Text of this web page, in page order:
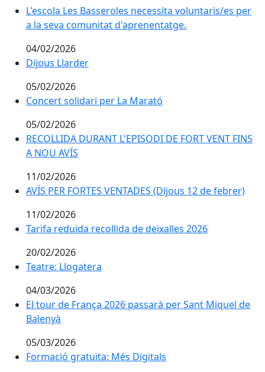
L'escola Les Basseroles necessita voluntaris/es per
L'escola Les Basseroles necessita voluntaris/es per
a la seva comunitat d'aprenentatge.
04/02/2026
Dijous Llarder
Dijous Llarder
05/02/2026
Concert solidari per La Marató
Concert solidari per La Marató
05/02/2026
RECOLLIDA DURANT L'EPISODI DE FORT VENT FINS A
RECOLLIDA DURANT L'EPISODI DE FORT VENT FINS
A NOU AVÍS
11/02/2026
AVÍS PER FORTES VENTADES (Dijous 12 de febrer)
AVÍS PER FORTES VENTADES (Dijous 12 de febrer)
11/02/2026
Tarifa reduïda recollida de deixalles 2026
Tarifa reduïda recollida de deixalles 2026
20/02/2026
Teatre: Llogatera
Teatre: Llogatera
04/03/2026
El tour de França 2026 passarà per Sant Miquel de
El tour de França 2026 passarà per Sant Miquel de
Balenyà
05/03/2026
Formació gratuïta: Més Digitals
Formació gratuïta: Més Digitals